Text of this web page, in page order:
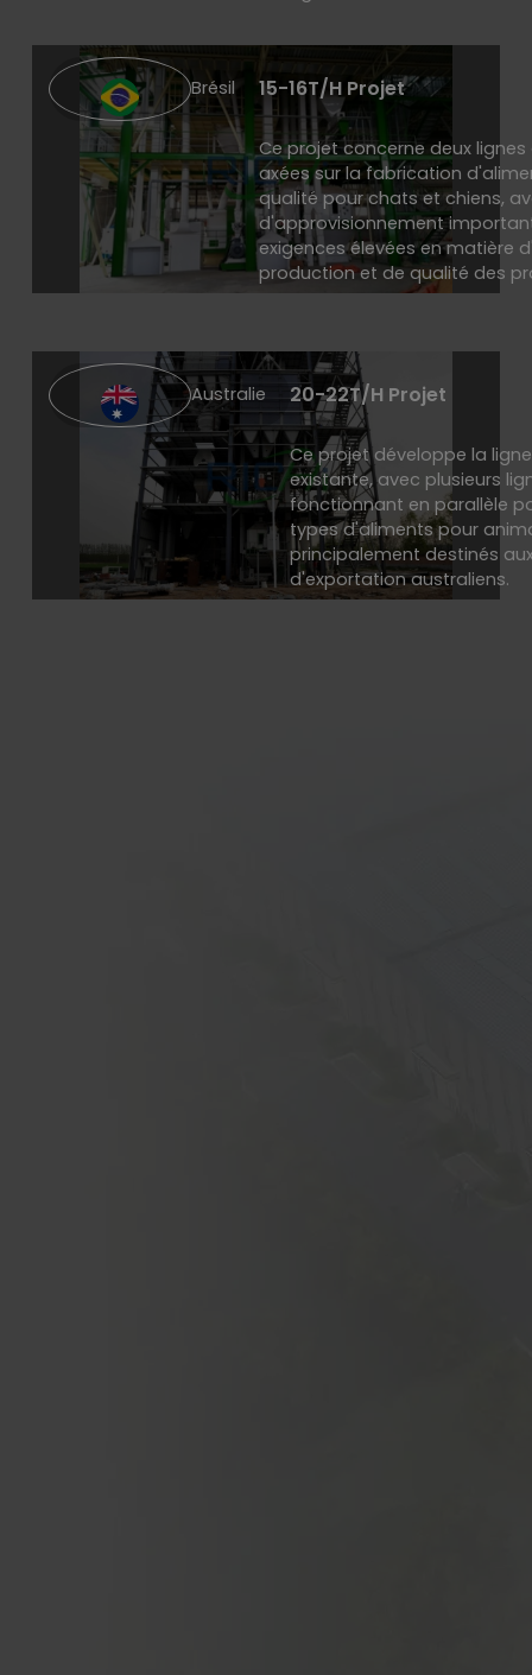
Brésil 15-16T/H Projet
Ce projet concerne deux
axées sur la fabrication
qualité pour chats et chiens,
d'approvisionnement
exigences élevées en matière
production et de qualité des
Australie 20-22T/H Projet
Ce projet développe la
existante, avec plusieurs
fonctionnant en parallèle
types d'aliments pour
principalement destinés
d'exportation australiens.